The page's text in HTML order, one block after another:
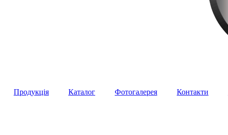
Продукція Каталог Фотогалерея Контакти